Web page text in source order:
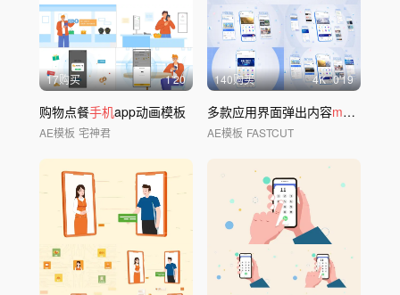
17购买 1'20
购物点餐手机app动画模板
AE模板 宅神君
140购买 4K 0'19
多款应用界面弹出内容mg 模板07
AE模板 FASTCUT